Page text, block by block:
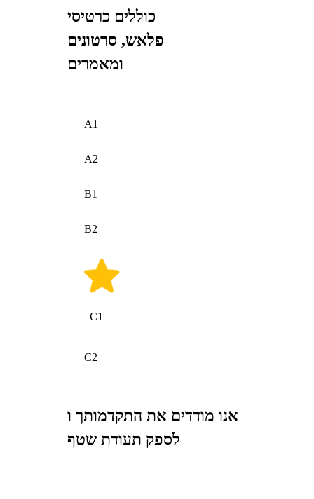
כוללים כרטיסי
פלאש, סרטונים
ומאמרים
A1
A2
B1
B2
C1
C2
אנו מודדים את התקדמותך ו
לספק תעודת שטף